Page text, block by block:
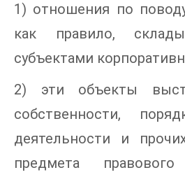
1) отношения по
как правило,
субъектами
2) эти объекты
собственности,
деятельности и
предмета правового